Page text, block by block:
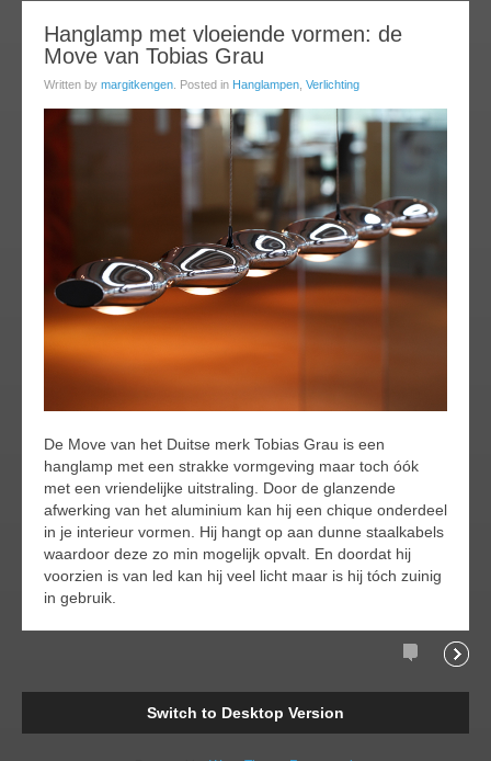
Hanglamp met vloeiende vormen: de
Move van Tobias Grau
Written by margitkengen . Posted in Hanglampen Verlichting
De Move van het Duitse merk Tobias Grau is een
hanglamp met een strakke vormgeving maar toch óók
met een vriendelijke uitstraling. Door de glanzende
afwerking van het aluminium kan hij een chique onderdeel
in je interieur vormen. Hij hangt op aan dunne staalkabels
waardoor deze zo min mogelijk opvalt. En doordat hij
voorzien is van led kan hij veel licht maar is hij tóch zuinig
in gebruik.
Comments
Switch to Desktop Version